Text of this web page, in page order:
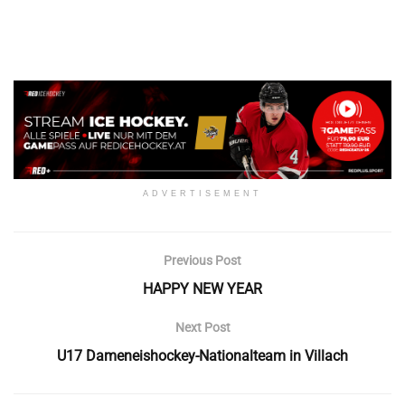
ADVERTISEMENT
Previous Post
HAPPY NEW YEAR
Next Post
U17 Dameneishockey-Nationalteam in Villach